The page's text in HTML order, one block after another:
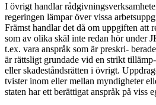
I övrigt handlar
regeringen lämpar över vissa
Främst handlar det då om uppgiften att
som av olika skäl inte redan hör under
t.ex. vara anspråk som är preskri-
är rättsligt grundade vid en strikt
eller skadeståndsrätten i övrigt.
tvister inom eller mellan myndigheter
staten har ett berättigat anspråk på viss